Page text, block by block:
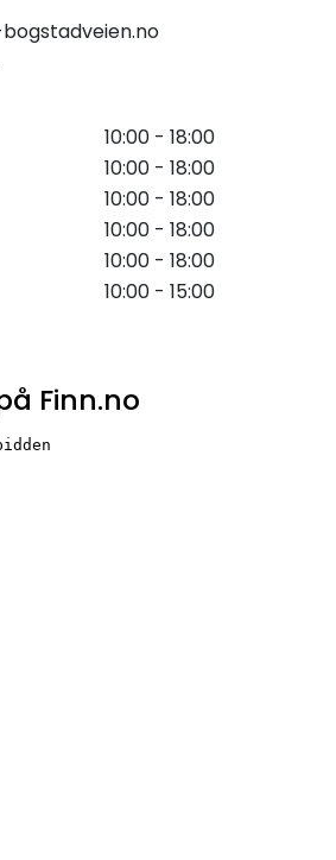
10:00 - 18:00
10:00 - 18:00
10:00 - 18:00
10:00 - 18:00
10:00 - 18:00
10:00 - 15:00
Finn.no